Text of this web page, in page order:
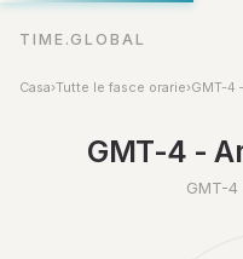
TIME.GLOBAL
Casa›Tutte le fasce orarie›GMT-4
GMT-4 -
GMT-4
Online